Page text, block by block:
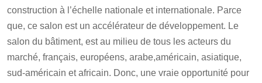
construction à l’échelle nationale et internationale. Parce
que, ce salon est un accélérateur de développement. Le
salon du bâtiment, est au milieu de tous les acteurs du
marché, français, européens, arabe,américain, asiatique,
sud-américain et africain. Donc, une vraie opportunité pour